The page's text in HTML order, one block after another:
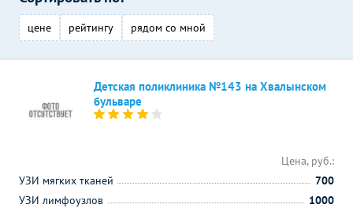
цене рейтингу рядом со мной
Детская поликлиника №143 на Хвалынском
бульваре
Цена, руб.:
УЗИ мягких тканей
700
УЗИ лимфоузлов
1000